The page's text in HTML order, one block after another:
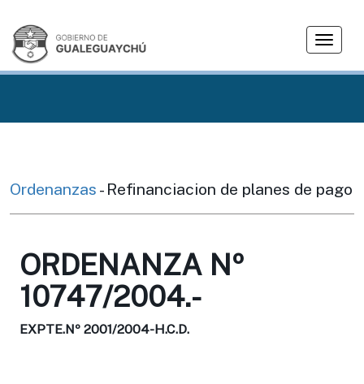
T
g
v
Ordenanzas - Refinanciacion de planes de pago
ORDENANZA Nº
10747/2004.-
EXPTE.Nº 2001/2004-H.C.D.